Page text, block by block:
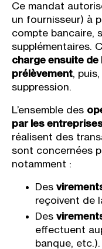
Ce mandat
un fournisseur) à
compte bancaire,
supplémentaires.
charge ensuite de
prélèvement,
suppression.
L’ensemble des
par les
réalisent des
sont concernées
notamment :
Des
reçoivent de
Des
effectuent
banque, etc.).